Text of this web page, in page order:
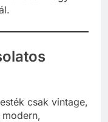
csak vintage,